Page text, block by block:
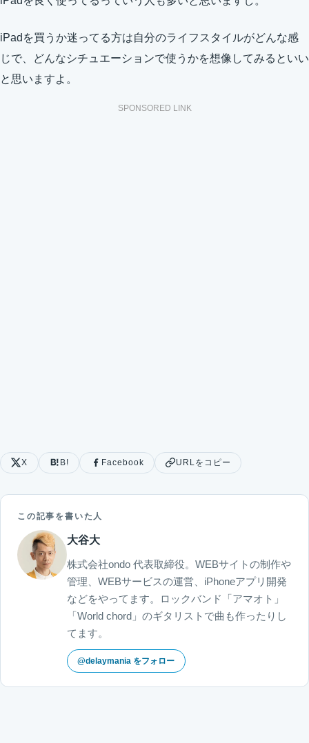
iPadを買うか迷ってる方は自分のライフスタイルがどんな感
じで、どんなシチュエーションで使うかを想像してみるといい
と思いますよ。
SPONSORED LINK
X B! Facebook URLをコピー
この記事を書いた人
大谷大
株式会社ondo 代表取締役。WEBサイトの制作や
管理、WEBサービスの運営、iPhoneアプリ開発
などをやってます。ロックバンド「アマオト」
「World chord」のギタリストで曲も作ったりし
てます。
@delaymania をフォロー